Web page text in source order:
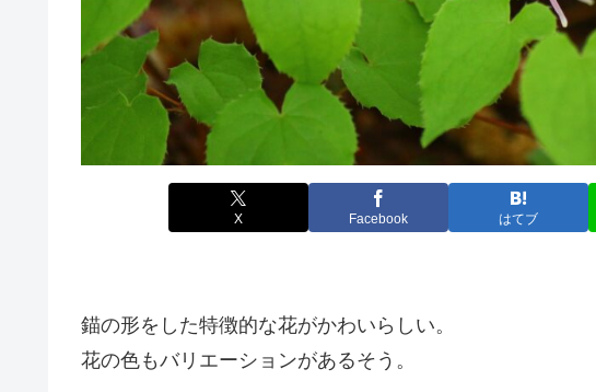
X Facebook はてブ
錨の形をした特徴的な花がかわいらしい。
花の色もバリエーションがあるそう。